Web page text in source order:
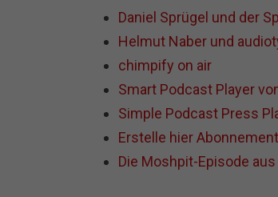
Daniel Sprügel und der
Helmut Naber und
chimpify on air
Smart Podcast Player
Simple Podcast Press
Erstelle hier
Die Moshpit-Episode